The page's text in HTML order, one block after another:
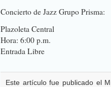
Concierto de Jazz Grupo Prisma:
Plazoleta Central
Hora: 6:00 p.m.
Entrada Libre
Este artículo fue publicado el